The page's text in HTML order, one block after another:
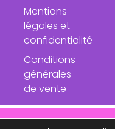
Mentions
légales et
confidentialité
Conditions
générales
de vente